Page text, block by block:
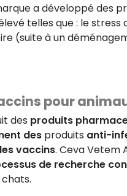
a développé des
telles que : le
(suite à un
pour
des produits
des produits anti-
vaccins. Ceva Vetem
de recherche